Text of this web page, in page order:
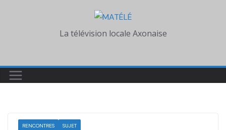
La télévision locale Axonaise
RENCONTRES SUJET